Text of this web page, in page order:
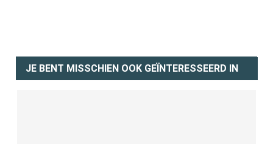
JE BENT MISSCHIEN OOK GEÏNTERESSEERD IN